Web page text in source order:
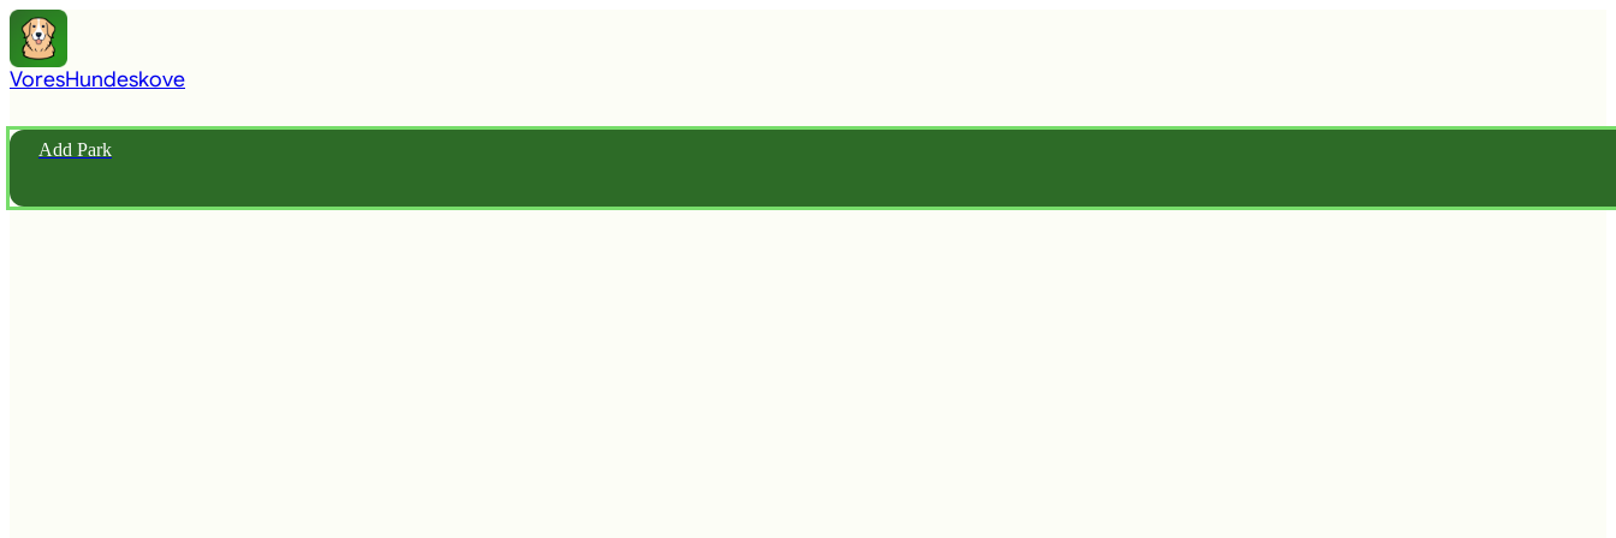
VoresHundeskove
Add Park